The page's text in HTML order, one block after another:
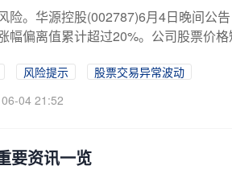
险。华源控股(002787)6月4日晚间公
幅偏离值累计超过20%。公司股票价
风险提示
股票交易异常波动
06-04 21:52
要资讯一览